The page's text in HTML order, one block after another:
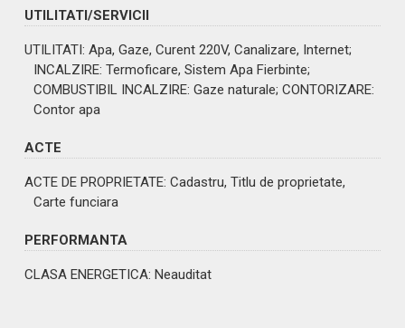
UTILITATI/SERVICII
UTILITATI: Apa, Gaze, Curent 220V, Canalizare, Internet;
INCALZIRE: Termoficare, Sistem Apa Fierbinte;
COMBUSTIBIL INCALZIRE: Gaze naturale; CONTORIZARE:
Contor apa
ACTE
ACTE DE PROPRIETATE: Cadastru, Titlu de proprietate,
Carte funciara
PERFORMANTA
CLASA ENERGETICA: Neauditat